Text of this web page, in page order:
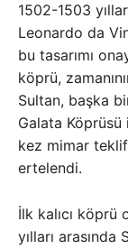
1502-1503
Leonardo da
bu tasarımı
köprü,
Sultan, başka
Galata
kez mimar
ertelendi.
İlk kalıcı köprü
yılları